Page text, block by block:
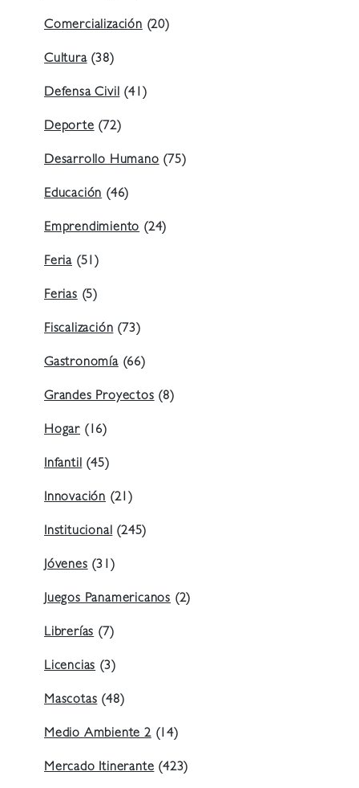
Comercialización(20)
Cultura(38)
Defensa Civil(41)
Deporte(72)
Desarrollo Humano(75)
Educación(46)
Emprendimiento(24)
Feria (51)
Ferias(5)
Fiscalización(73)
Gastronomía(66)
Grandes Proyectos(8)
Hogar (16)
Infantil(45)
Innovación (21)
Institucional(245)
Jóvenes(31)
Juegos Panamericanos (2)
Librerías(7)
Licencias(3)
Mascotas(48)
Medio Ambiente 2(14)
Mercado Itinerante(423)